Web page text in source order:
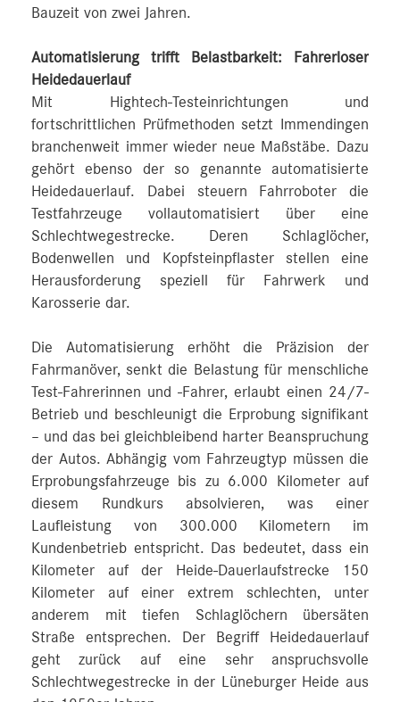
Bauzeit von zwei Jahren.
Automatisierung trifft Belastbarkeit: Fahrerloser
Heidedauerlauf
Mit Hightech-Testeinrichtungen und
fortschrittlichen Prüfmethoden setzt Immendingen
branchenweit immer wieder neue Maßstäbe. Dazu
gehört ebenso der so genannte automatisierte
Heidedauerlauf. Dabei steuern Fahrroboter die
Testfahrzeuge vollautomatisiert über eine
Schlechtwegestrecke. Deren Schlaglöcher,
Bodenwellen und Kopfsteinpflaster stellen eine
Herausforderung speziell für Fahrwerk und
Karosserie dar.
Die Automatisierung erhöht die Präzision der
Fahrmanöver, senkt die Belastung für menschliche
Test-Fahrerinnen und -Fahrer, erlaubt einen 24/7-
Betrieb und beschleunigt die Erprobung signifikant
– und das bei gleichbleibend harter Beanspruchung
der Autos. Abhängig vom Fahrzeugtyp müssen die
Erprobungsfahrzeuge bis zu 6.000 Kilometer auf
diesem Rundkurs absolvieren, was einer
Laufleistung von 300.000 Kilometern im
Kundenbetrieb entspricht. Das bedeutet, dass ein
Kilometer auf der Heide-Dauerlaufstrecke 150
Kilometer auf einer extrem schlechten, unter
anderem mit tiefen Schlaglöchern übersäten
Straße entsprechen. Der Begriff Heidedauerlauf
geht zurück auf eine sehr anspruchsvolle
Schlechtwegestrecke in der Lüneburger Heide aus